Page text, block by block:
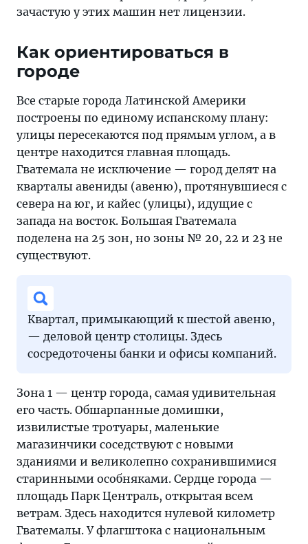
зачастую у этих машин нет лицензии.
Как ориентироваться в
городе
Все старые города Латинской Америки
построены по единому испанскому плану:
улицы пересекаются под прямым углом, а в
центре находится главная площадь.
Гватемала не исключение — город делят на
кварталы авениды (авеню), протянувшиеся с
севера на юг, и кайес (улицы), идущие с
запада на восток. Большая Гватемала
поделена на 25 зон, но зоны № 20, 22 и 23 не
существуют.
Квартал, примыкающий к шестой авеню,
— деловой центр столицы. Здесь
сосредоточены банки и офисы компаний.
Зона 1 — центр города, самая удивительная
его часть. Обшарпанные домишки,
извилистые тротуары, маленькие
магазинчики соседствуют с новыми
зданиями и великолепно сохранившимися
старинными особняками. Сердце города —
площадь Парк Централь, открытая всем
ветрам. Здесь находится нулевой километр
Гватемалы. У флагштока с национальным